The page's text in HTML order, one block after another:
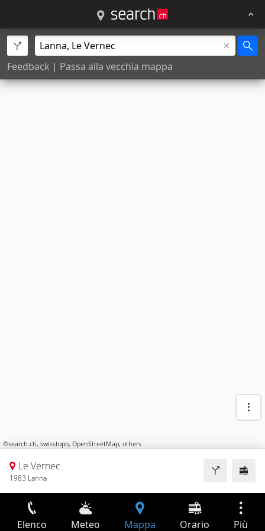
Feedback | Passa alla vecchia mappa
©search.ch, swisstopo, OpenStreetMap, others
Le Vernec
1983 Lanna
Elenco Meteo Mappa Orario Più